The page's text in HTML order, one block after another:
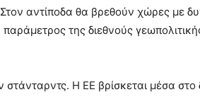
αντίποδα θα βρεθούν χώρες με
της διεθνούς γεωπολιτικής
Η ΕΕ βρίσκεται μέσα στο